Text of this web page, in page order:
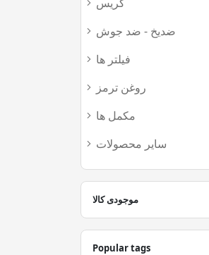
ضدیخ - ضد جوش
فیلتر ها
روغن ترمز
مکمل ها
سایر محصولات
موجودی کالا
Popular tags